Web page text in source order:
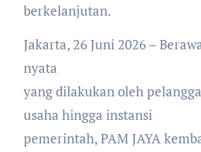
berkelanjutan.
Jakarta, 26 Juni 2026 –
nyata
yang dilakukan oleh
usaha hingga instansi
pemerintah, PAM JAYA